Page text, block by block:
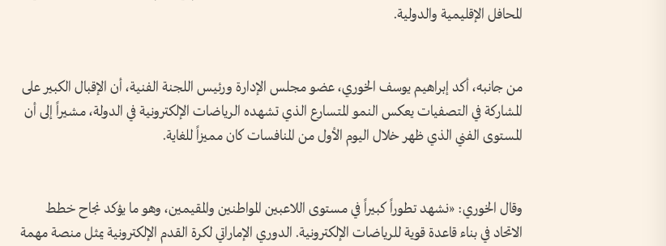
المحافل الإقليمية والدولية.
من جانبه، أكد إبراهيم يوسف الخوري، عضو مجلس الإدارة ورئيس اللجنة الفنية، أن الإقبال الكبير على
المشاركة في التصفيات يعكس النمو المتسارع الذي تشهده الرياضات الإلكترونية في الدولة، مشيراً إلى أن
المستوى الفني الذي ظهر خلال اليوم الأول من المنافسات كان مميزاً للغاية.
وقال الخوري: «نشهد تطوراً كبيراً في مستوى اللاعبين المواطنين والمقيمين، وهو ما يؤكد نجاح خطط
الاتحاد في بناء قاعدة قوية للرياضات الإلكترونية. الدوري الإماراتي لكرة القدم الإلكترونية يمثل منصة مهمة